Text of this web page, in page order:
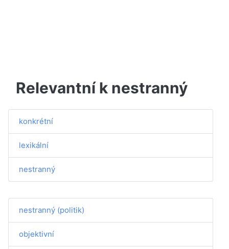
Relevantní k nestranný
konkrétní
lexikální
nestranný
nestranný (politik)
objektivní